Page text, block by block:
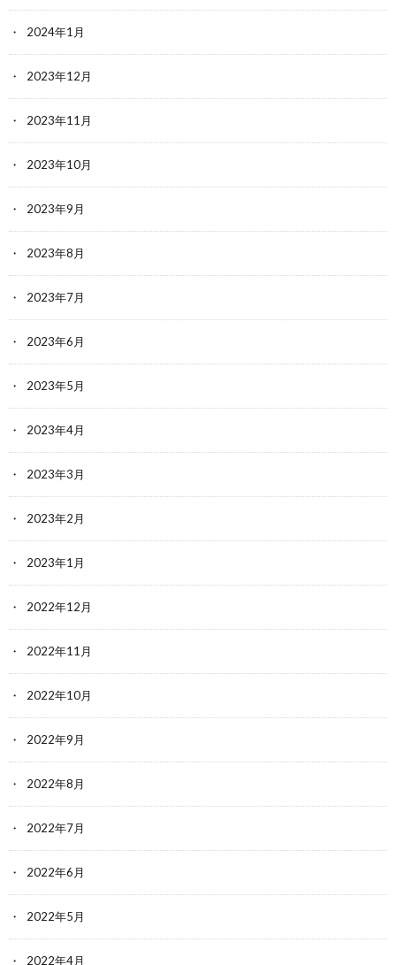
2024年1月
2023年12月
2023年11月
2023年10月
2023年9月
2023年8月
2023年7月
2023年6月
2023年5月
2023年4月
2023年3月
2023年2月
2023年1月
2022年12月
2022年11月
2022年10月
2022年9月
2022年8月
2022年7月
2022年6月
2022年5月
2022年4月